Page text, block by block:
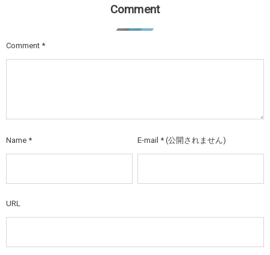
Comment
Comment *
Name * E-mail * (公開されません)
URL